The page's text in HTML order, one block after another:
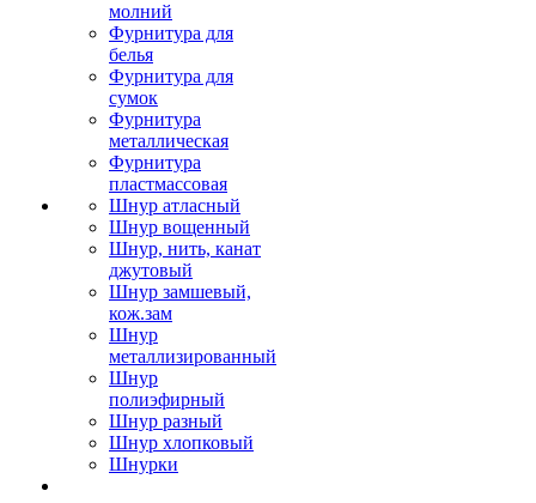
молний
Фурнитура для
белья
Фурнитура для
сумок
Фурнитура
металлическая
Фурнитура
пластмассовая
Шнур атласный
Шнур вощенный
Шнур, нить, канат
джутовый
Шнур замшевый,
кож.зам
Шнур
металлизированный
Шнур
полиэфирный
Шнур разный
Шнур хлопковый
Шнурки